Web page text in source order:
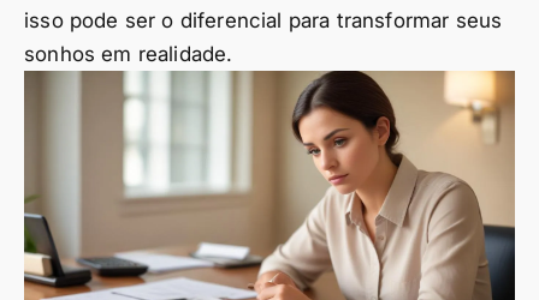
isso pode ser o diferencial para transformar seus
sonhos em realidade.